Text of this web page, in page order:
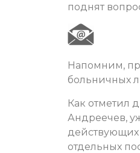
поднят
Напомним,
больничных
Как отметил
Андреечев,
действующих
отдельных